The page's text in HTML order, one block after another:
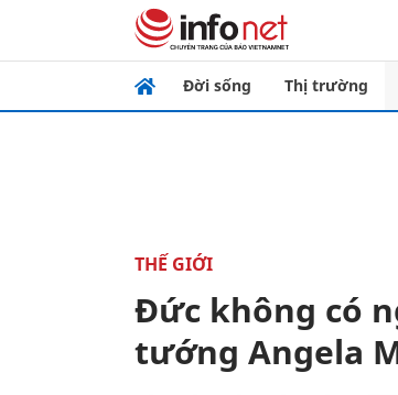
Đời sống Thị trường
THẾ GIỚI
Đức không có
tướng Angela